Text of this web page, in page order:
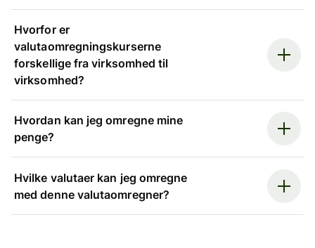
Hvorfor er
valutaomregningskurserne
forskellige fra virksomhed til
virksomhed?
Hvordan kan jeg omregne mine
penge?
Hvilke valutaer kan jeg omregne
med denne valutaomregner?